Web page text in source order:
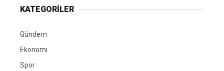
KATEGORİLER
Gündem
Ekonomi
Spor